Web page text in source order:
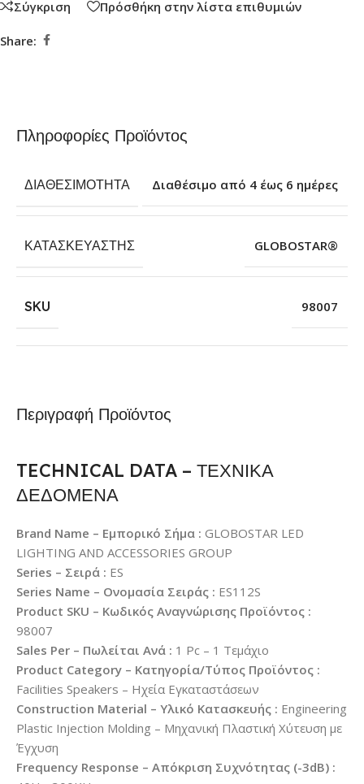
Σύγκριση Πρόσθήκη στην λίστα επιθυμιών
Share:
Περιγραφή Προϊόντος
TECHNICAL DATA – ΤΕΧΝΙΚΑ
ΔΕΔΟΜΕΝΑ
Brand Name – Εμπορικό Σήμα : GLOBOSTAR LED
LIGHTING AND ACCESSORIES GROUP
Series – Σειρά : ES
Series Name – Ονομασία Σειράς : ES112S
Product SKU – Κωδικός Αναγνώρισης Προϊόντος :
98007
Sales Per – Πωλείται Ανά : 1 Pc – 1 Τεμάχιο
Product Category – Κατηγορία/Τύπος Προϊόντος :
Facilities Speakers – Ηχεία Εγκαταστάσεων
Construction Material – Υλικό Κατασκευής : Engineering
Plastic Injection Molding – Μηχανική Πλαστική Χύτευση με
Έγχυση
Frequency Response – Απόκριση Συχνότητας (-3dB) :
Πληροφορίες Προϊόντος
ΔΙΑΘΕΣΙΜΌΤΗΤΑ Διαθέσιμο από 4 έως 6 ημέρες
ΚΑΤΑΣΚΕΥΑΣΤΉΣ GLOBOSTAR®
SKU 98007